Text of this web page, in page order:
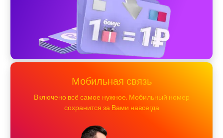
Мобильная связь
Включено всё самое нужное. Мобильный номер
сохранится за Вами навсегда